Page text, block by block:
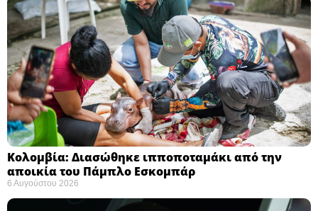
Κολομβία: Διασώθηκε ιπποποταμάκι από την
αποικία του Πάμπλο Εσκομπάρ ​
6 Αυγούστου 2026